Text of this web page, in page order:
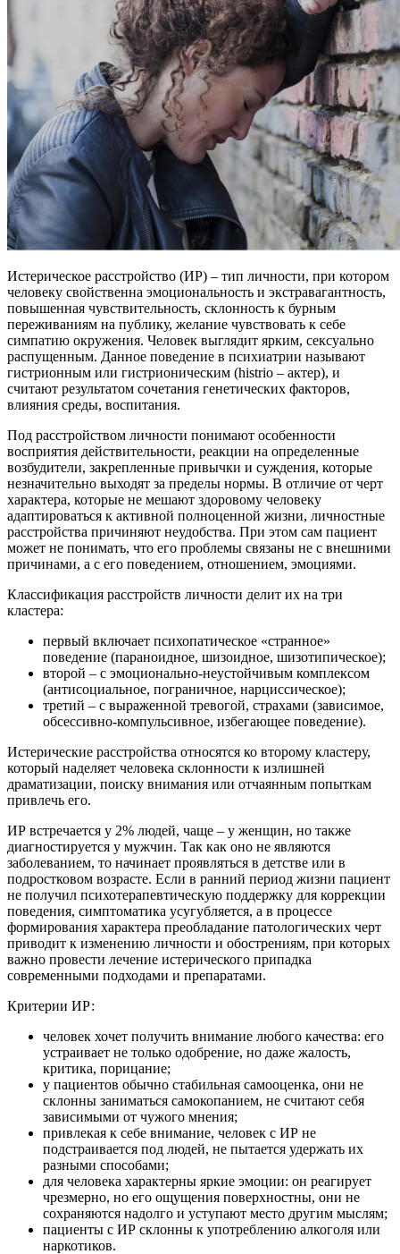
Истерическое расстройство (ИР) – тип личности, при котором
человеку свойственна эмоциональность и экстравагантность,
повышенная чувствительность, склонность к бурным
переживаниям на публику, желание чувствовать к себе
симпатию окружения. Человек выглядит ярким, сексуально
распущенным. Данное поведение в психиатрии называют
гистрионным или гистрионическим (histrio – актер), и
считают результатом сочетания генетических факторов,
влияния среды, воспитания.
Под расстройством личности понимают особенности
восприятия действительности, реакции на определенные
возбудители, закрепленные привычки и суждения, которые
незначительно выходят за пределы нормы. В отличие от черт
характера, которые не мешают здоровому человеку
адаптироваться к активной полноценной жизни, личностные
расстройства причиняют неудобства. При этом сам пациент
может не понимать, что его проблемы связаны не с внешними
причинами, а с его поведением, отношением, эмоциями.
Классификация расстройств личности делит их на три
кластера:
первый включает психопатическое «странное»
поведение (параноидное, шизоидное, шизотипическое);
второй – с эмоционально-неустойчивым комплексом
(антисоциальное, пограничное, нарциссическое);
третий – с выраженной тревогой, страхами (зависимое,
обсессивно-компульсивное, избегающее поведение).
Истерические расстройства относятся ко второму кластеру,
который наделяет человека склонности к излишней
драматизации, поиску внимания или отчаянным попыткам
привлечь его.
ИР встречается у 2% людей, чаще – у женщин, но также
диагностируется у мужчин. Так как оно не являются
заболеванием, то начинает проявляться в детстве или в
подростковом возрасте. Если в ранний период жизни пациент
не получил психотерапевтическую поддержку для коррекции
поведения, симптоматика усугубляется, а в процессе
формирования характера преобладание патологических черт
приводит к изменению личности и обострениям, при которых
важно провести лечение истерического припадка
современными подходами и препаратами.
Критерии ИР:
человек хочет получить внимание любого качества: его
устраивает не только одобрение, но даже жалость,
критика, порицание;
у пациентов обычно стабильная самооценка, они не
склонны заниматься самокопанием, не считают себя
зависимыми от чужого мнения;
привлекая к себе внимание, человек с ИР не
подстраивается под людей, не пытается удержать их
разными способами;
для человека характерны яркие эмоции: он реагирует
чрезмерно, но его ощущения поверхностны, они не
сохраняются надолго и уступают место другим мыслям;
пациенты с ИР склонны к употреблению алкоголя или
наркотиков.